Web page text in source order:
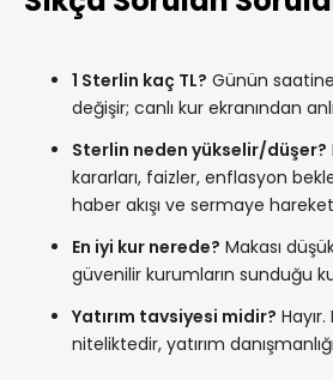
1 Sterlin kaç TL? Günün
değişir; canlı kur ekranından
Sterlin neden yükselir/düşer?
kararları, faizler, enflasyon
haber akışı ve sermaye
En iyi kur nerede? Makası
güvenilir kurumların sunduğu
Yatırım tavsiyesi midir?
niteliktedir, yatırım